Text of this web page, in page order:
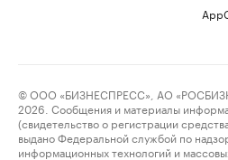
© ООО «БИЗНЕСПРЕСС», АО
2026. Сообщения и материалы
(свидетельство о регистрации
выдано Федеральной службой по
информационных технологий и